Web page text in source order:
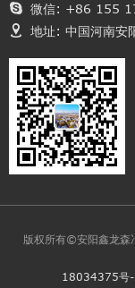
微信: +86 155
地址: 中国河南安
版权所有©安阳鑫龙
18034375号